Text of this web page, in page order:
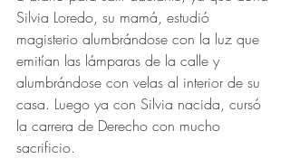
Silvia Loredo, su mamá, estudió
magisterio alumbrándose con la luz que
emitían las lámparas de la calle y
alumbrándose con velas al interior de su
casa. Luego ya con Silvia nacida, cursó
la carrera de Derecho con mucho
sacrificio.